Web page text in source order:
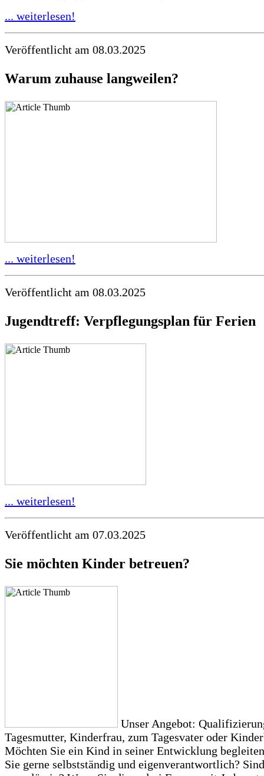
... weiterlesen!
Veröffentlicht am 08.03.2025
Warum zuhause langweilen?
... weiterlesen!
Veröffentlicht am 08.03.2025
Jugendtreff: Verpflegungsplan für Ferien
... weiterlesen!
Veröffentlicht am 07.03.2025
Sie möchten Kinder betreuen?
Unser Angebot:
Tagesmutter, Kinderfrau, zum Tagesvater oder
Möchten Sie ein Kind in seiner Entwicklung
Sie gerne selbstständig und eigenverantwortlich?